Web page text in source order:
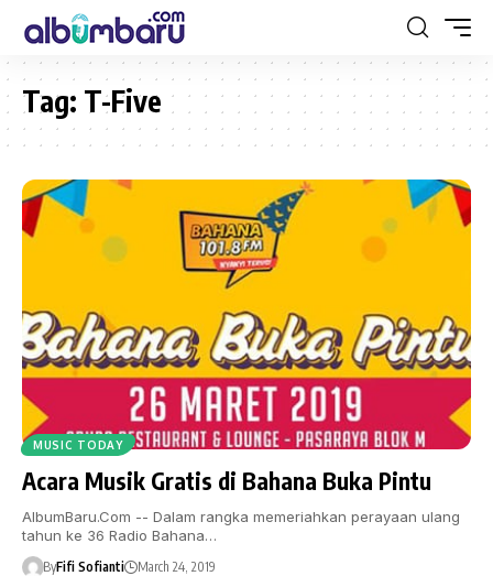
Tag: T-Five
MUSIC TODAY
Acara Musik Gratis di Bahana Buka Pintu
AlbumBaru.Com -- Dalam rangka memeriahkan perayaan ulang
tahun ke 36 Radio Bahana…
ByFifi Sofianti March 24, 2019